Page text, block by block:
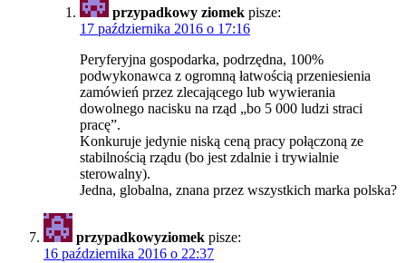
przypadkowy ziomek pisze:
17 października 2016 o 17:16
Peryferyjna gospodarka, podrzędna, 100%
podwykonawca z ogromną łatwością przeniesienia
zamówień przez zlecającego lub wywierania
dowolnego nacisku na rząd „bo 5 000 ludzi straci
pracę”.
Konkuruje jedynie niską ceną pracy połączoną ze
stabilnością rządu (bo jest zdalnie i trywialnie
sterowalny).
Jedna, globalna, znana przez wszystkich marka polska?
przypadkowyziomek pisze:
16 października 2016 o 22:37